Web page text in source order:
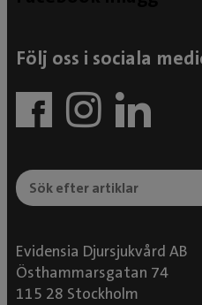
Följ oss i sociala
Evidensia Djursjukvård AB
Östhammarsgatan 74
115 28 Stockholm